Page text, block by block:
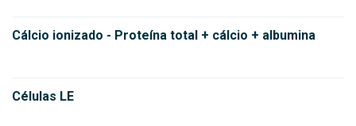
Cálcio ionizado - Proteína total + cálcio + albumina
Células LE